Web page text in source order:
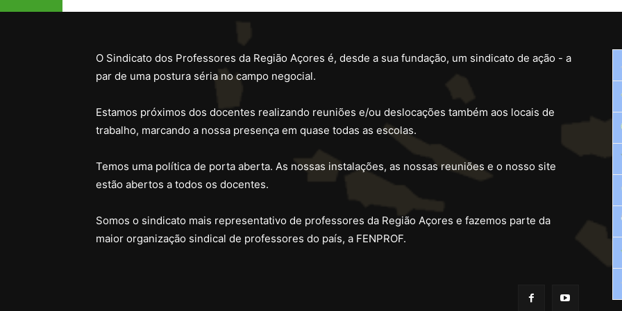
O Sindicato dos Professores da Região Açores é, desde a sua fundação, um sindicato de ação - a
par de uma postura séria no campo negocial.
Estamos próximos dos docentes realizando reuniões e/ou deslocações também aos locais de
trabalho, marcando a nossa presença em quase todas as escolas.
Temos uma política de porta aberta. As nossas instalações, as nossas reuniões e o nosso site
estão abertos a todos os docentes.
Somos o sindicato mais representativo de professores da Região Açores e fazemos parte da
maior organização sindical de professores do país, a FENPROF.